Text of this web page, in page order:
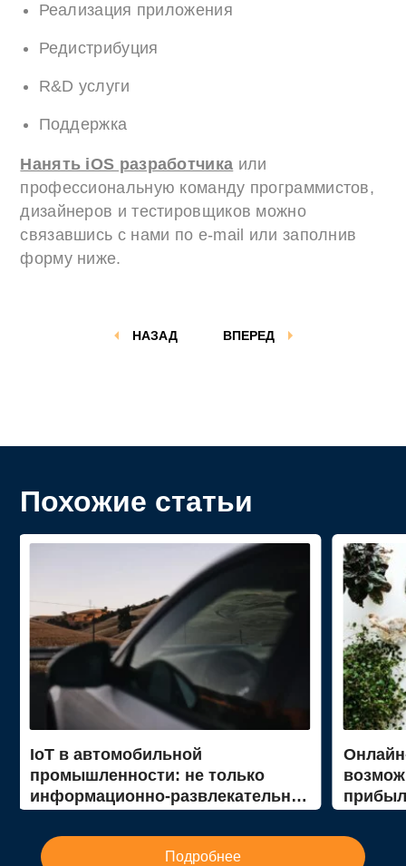
Реализация приложения
Редистрибуция
R&D услуги
Поддержка
Нанять iOS разработчика или
профессиональную команду программистов,
дизайнеров и тестировщиков можно
связавшись с нами по e-mail или заполнив
форму ниже.
ВПЕРЕД
НАЗАД
Похожие статьи
IoT в автомобильной
промышленности: не только
информационно-развлекательная
Подробнее